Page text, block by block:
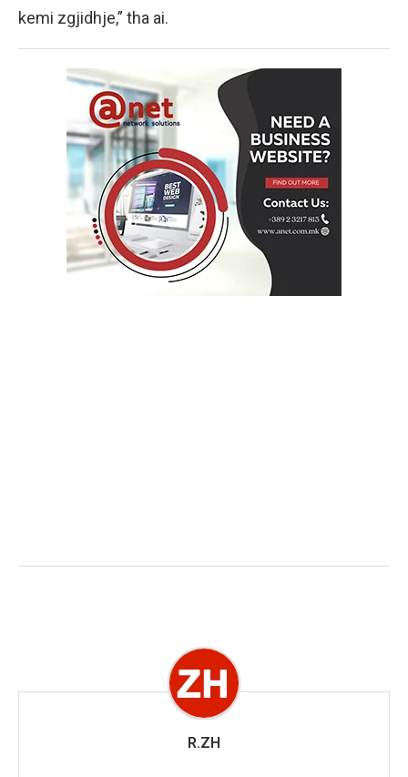
kemi zgjidhje,” tha ai.
R.ZH